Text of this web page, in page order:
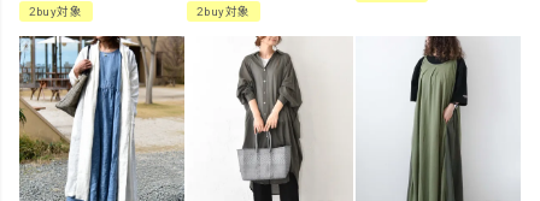
2buy対象
2buy対象